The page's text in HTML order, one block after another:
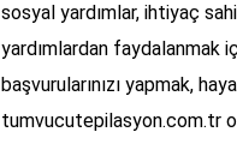
sosyal yardımlar, ihtiyaç
yardımlardan faydalanmak
başvurularınızı yapmak,
tumvucutepilasyon.com.tr